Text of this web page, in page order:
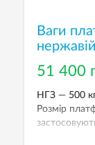
Ваги
51 400
НГЗ — 500
Розмір